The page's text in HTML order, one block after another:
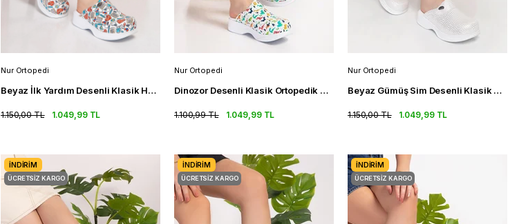
Nur Ortopedi
Beyaz İlk Yardım Desenli Klasik Hemşire Ortopedik Sabo Terlik
1.049,99 TL
1.150,00 TL
Nur Ortopedi
Dinozor Desenli Klasik Ortopedik Sabo Terlik Doktor Hemşire Terlik
1.049,99 TL
1.100,99 TL
Nur Ortopedi
Beyaz Gümüş Sim Desenli Klasik Ortopedik Sabo Terlik Doktor Terlik
1.049,99 TL
1.150,00 TL
İNDIRIM
ÜCRETSIZ KARGO
İNDIRIM
ÜCRETSIZ KARGO
İNDIRIM
ÜCRETSIZ KARGO